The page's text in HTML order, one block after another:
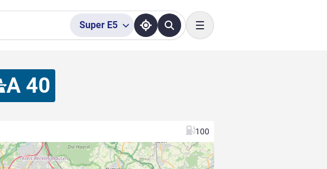
Super E5
Toggle navigation
A 40
100